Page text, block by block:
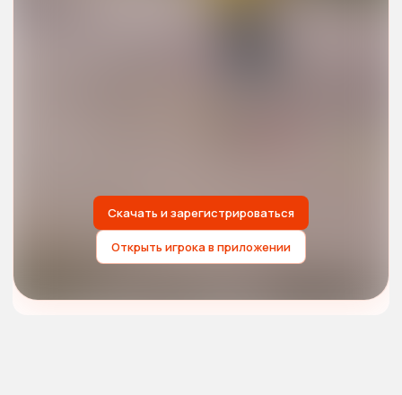
Скачать и зарегистрироваться
Открыть игрока в приложении